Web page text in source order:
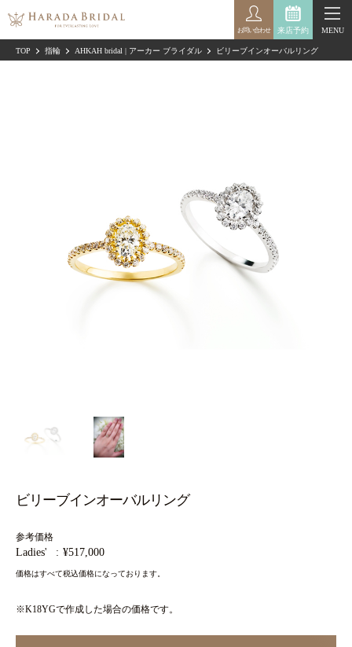
来店予約
お問い合わせ MENU
TOP 指輪 AHKAH bridal | アーカー ブライダル ビリーブインオーバルリング
ビリーブインオーバルリング
参考価格
Ladies' ¥517,000
価格はすべて税込価格になっております。
※K18YGで作成した場合の価格です。